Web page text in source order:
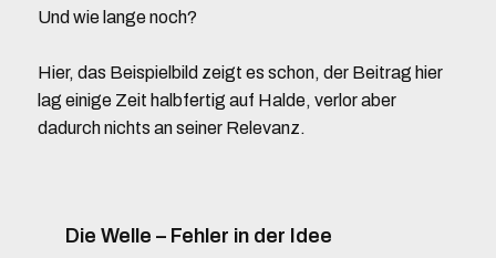
Und wie lange noch?
Hier, das Beispielbild zeigt es schon, der Beitrag hier
lag einige Zeit halbfertig auf Halde, verlor aber
dadurch nichts an seiner Relevanz.
Die Welle – Fehler in der Idee